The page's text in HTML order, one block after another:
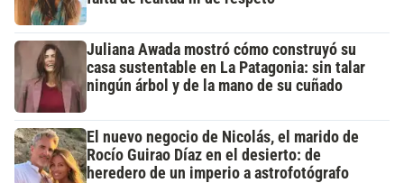
Juliana Awada mostró cómo construyó su
casa sustentable en La Patagonia: sin talar
ningún árbol y de la mano de su cuñado
El nuevo negocio de Nicolás, el marido de
Rocío Guirao Díaz en el desierto: de
heredero de un imperio a astrofotógrafo